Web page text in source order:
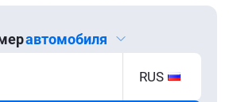
автомобиля
RUS